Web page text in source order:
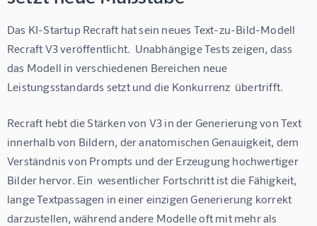
Das KI-Startup Recraft hat sein neues Text-zu-Bild-Modell
Recraft V3 veröffentlicht.  Unabhängige Tests zeigen, dass
das Modell in verschiedenen Bereichen neue
Leistungsstandards setzt und die Konkurrenz  übertrifft.
Recraft hebt die Stärken von V3 in der Generierung von Text
innerhalb von Bildern, der anatomischen Genauigkeit, dem
Verständnis von Prompts und der Erzeugung hochwertiger
Bilder hervor. Ein  wesentlicher Fortschritt ist die Fähigkeit,
lange Textpassagen in einer einzigen Generierung korrekt
darzustellen, während andere Modelle oft mit mehr als